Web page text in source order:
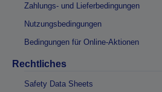
Zahlungs- und Lieferbedingungen
Nutzungsbedingungen
Bedingungen für Online-Aktionen
Rechtliches
Safety Data Sheets